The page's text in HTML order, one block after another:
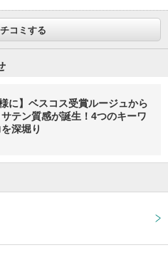
コミする
に】ベスコス受賞ルージュから
テン質感が誕生！4つのキーワ
深堀り